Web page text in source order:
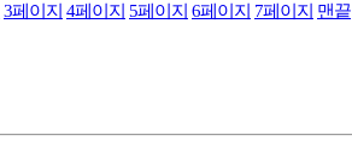
3페이지 4페이지 5페이지 6페이지 7페이지 맨끝